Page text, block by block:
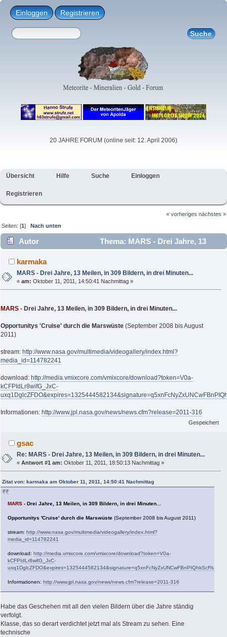
Einloggen Registrieren
20 JAHRE FORUM (online seit: 12. April 2006)
Übersicht Hilfe Suche Einloggen
Registrieren
« vorheriges nächstes »
Seiten: [1]Nach unten
Autor
Thema: MARS - Drei Jahre, 13
Meilen, in 309 Bildern, in drei Minuten... (Gelesen 5072 mal)
karmaka
MARS - Drei Jahre, 13 Meilen, in 309 Bildern, in drei Minuten...
«am: Oktober 11, 2011, 14:50:41 Nachmittag »
MARS - Drei Jahre, 13 Meilen, in 309 Bildern, in drei Minuten...
Opportunitys 'Cruise' durch die Marswüste (September 2008 bis August
2011)
stream: http://www.nasa.gov/multimedia/videogallery/index.html?
media_id=114782241
download: http://media.vmixcore.com/vmixcore/download?token=V0a-
kCFPIdLr8wifG_JxC-
Informationen: http://www.jpl.nasa.gov/news/news.cfm?release=2011-316
Gespeichert
gsac
Re: MARS - Drei Jahre, 13 Meilen, in 309 Bildern, in drei Minuten...
«Antwort #1 am: Oktober 11, 2011, 18:50:13 Nachmittag »
Zitat von: karmaka am Oktober 11, 2011, 14:50:41 Nachmittag
MARS - Drei Jahre, 13 Meilen, in 309 Bildern, in drei Minuten...
Opportunitys 'Cruise' durch die Marswüste (September 2008 bis August 2011)
stream: http://www.nasa.gov/multimedia/videogallery/index.html?
media_id=114782241
download: http://media.vmixcore.com/vmixcore/download?token=V0a-
kCFPIdLr8wifG_JxC-
Informationen: http://www.jpl.nasa.gov/news/news.cfm?release=2011-316
Habe das Geschehen mit all den vielen Bildern über die Jahre ständig
verfolgt.
Klasse, das so derart verdichtet jetzt mal als Stream zu sehen. Eine
technische